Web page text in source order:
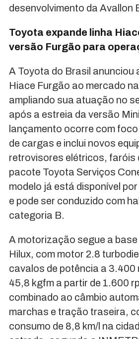
desenvolvimento da Avallon
Toyota expande linha
versão Furgão para
A Toyota do Brasil anunciou
Hiace Furgão ao mercado
ampliando sua atuação no
após a estreia da versão
lançamento ocorre com
de cargas e inclui novos
retrovisores elétricos, faróis
pacote Toyota Serviços
modelo já está disponível
e pode ser conduzido com
categoria B.
A motorização segue a
Hilux, com motor 2.8
cavalos de potência a 3.400
45,8 kgfm a partir de 1.600
combinado ao câmbio
marchas e tração traseira,
consumo de 8,8 km/l na